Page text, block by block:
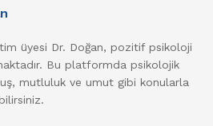
üyesi Dr. Doğan, pozitif psikoloji
Bu platformda psikolojik
mutluluk ve umut gibi konularla